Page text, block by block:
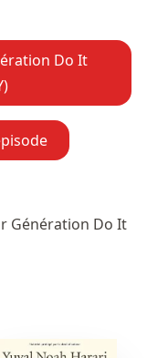
Do It
Génération Do It